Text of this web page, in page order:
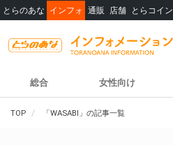
とらのあな インフォ 通販 店舗 とらコイン
総合 女性向け
TOP 「WASABI」の記事一覧